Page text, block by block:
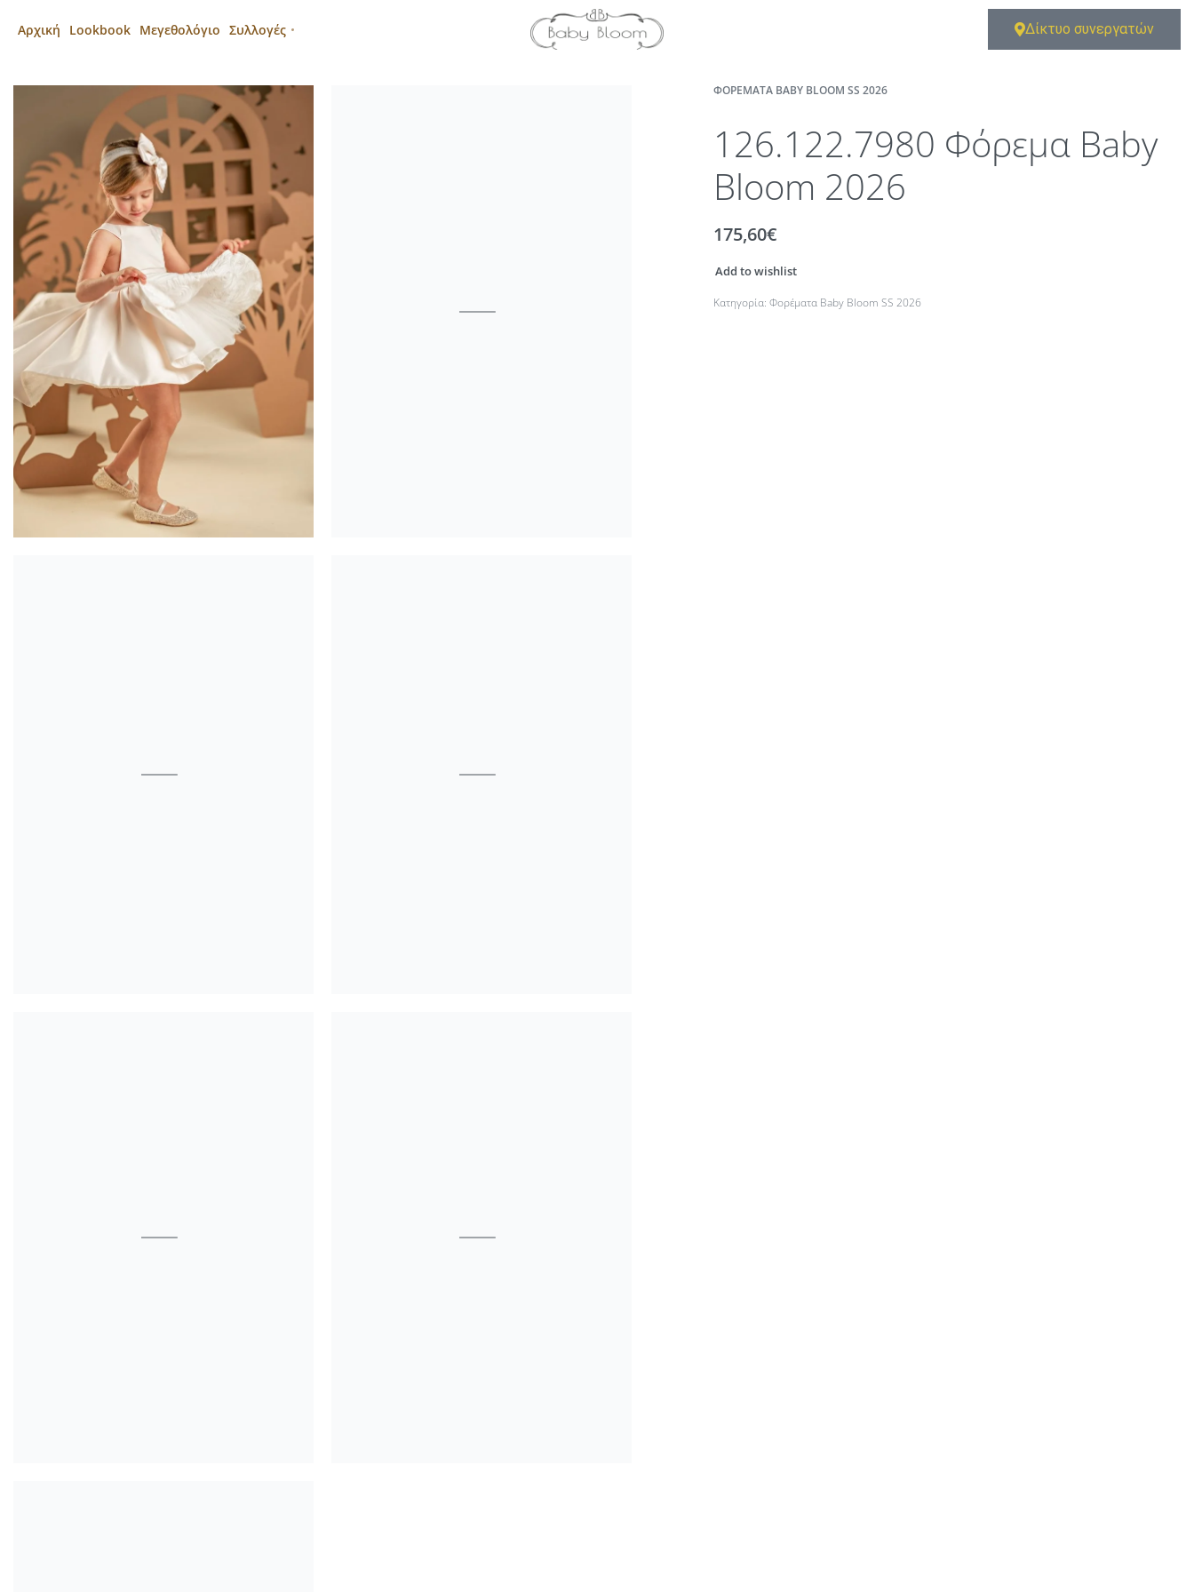
Αρχική Lookbook Μεγεθολόγιο Συλλογές Δίκτυο συνεργατών
ΦΟΡΈΜΑΤΑ BABY BLOOM SS 2026
126.122.7980 Φόρεμα Baby
Bloom 2026
175,60€
Add to wishlist
Κατηγορία:Φορέματα Baby Bloom SS 2026